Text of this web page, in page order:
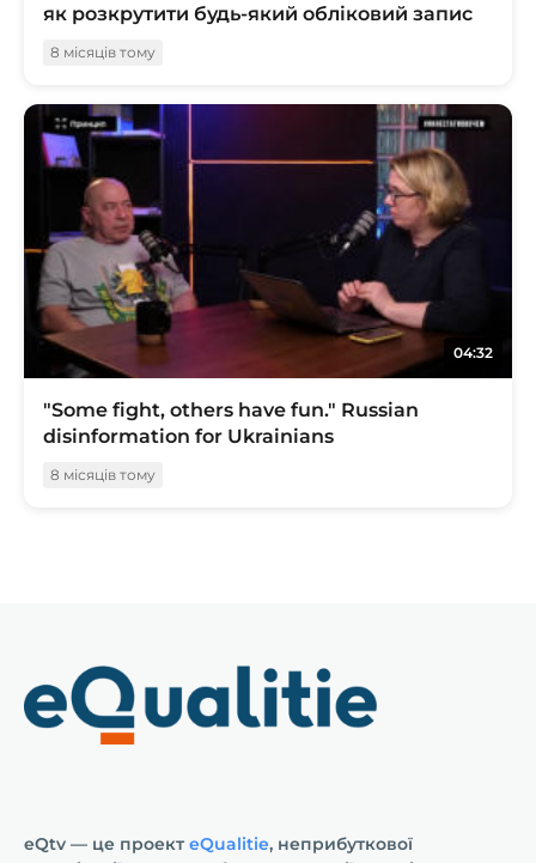
як розкрутити будь-який обліковий запис
8 місяців тому
04:32
"Some fight, others have fun." Russian
disinformation for Ukrainians
8 місяців тому
eQtv — це проект eQualitie, неприбуткової